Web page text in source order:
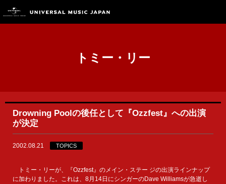
トミー・リー
Drowning Poolの後任として『Ozzfest』への出演
が決定
2002.08.21 TOPICS
トミー・リーが、『Ozzfest』のメイン・ステー ジの出演ラインナップ
に加わりました。これは、8月14日にシンガーのDave Williamsが急逝し